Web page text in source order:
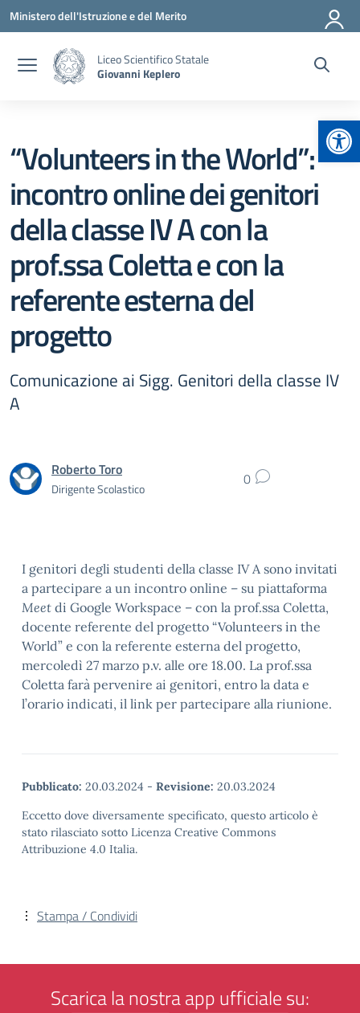
Vai ai contenuti
Vai al menu di navigazione
Vai al footer
Ministero dell'Istruzione e del Merito
Liceo Scientifico Statale
Giovanni Keplero
“Volunteers in the World”:
incontro online dei genitori
della classe IV A con la
prof.ssa Coletta e con la
referente esterna del
progetto
Comunicazione ai Sigg. Genitori della classe IV
A
Roberto Toro
Dirigente Scolastico 0
I genitori degli studenti della classe IV A sono invitati
a partecipare a un incontro online – su piattaforma
Meet di Google Workspace – con la prof.ssa Coletta,
docente referente del progetto “Volunteers in the
World” e con la referente esterna del progetto,
mercoledì 27 marzo p.v. alle ore 18.00. La prof.ssa
Coletta farà pervenire ai genitori, entro la data e
l’orario indicati, il link per partecipare alla riunione.
Pubblicato: 20.03.2024 - Revisione: 20.03.2024
Eccetto dove diversamente specificato, questo articolo è
stato rilasciato sotto Licenza Creative Commons
Attribuzione 4.0 Italia.
Stampa / Condividi
Scarica la nostra app ufficiale su: